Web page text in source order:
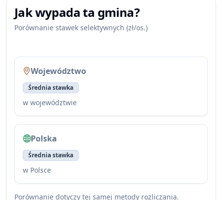
Jak wypada ta gmina?
Porównanie stawek selektywnych (zł/os.)
Województwo
Średnia stawka
w województwie
Polska
Średnia stawka
w Polsce
Porównanie dotyczy tej samej metody rozliczania.